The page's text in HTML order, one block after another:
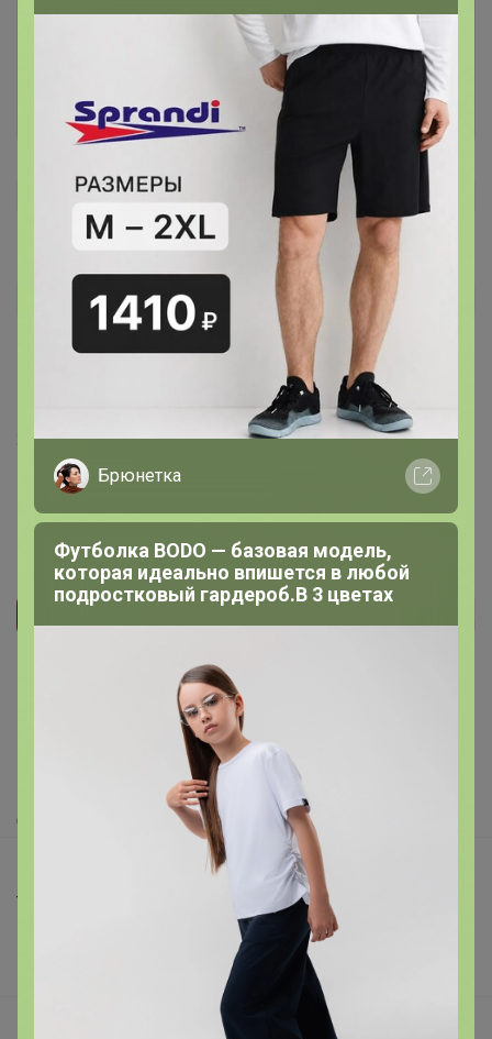
Это займет меньше минуты
Зарегистрироваться
Лена 1967 Автор уже получил заказ!
Каркас хлипкий, не держит форму," 2 этаж" сползает на
первый, 😀даже при полном заполнении, что не очень
комфортно в использовании.🙄
21 мая, 2021 18:00
Реклама
Как здесь все устроено?
Торговые марки
Подарочные сертификаты
Брюнетка
Футболка BODO — базовая модель,
которая идеально впишется в любой
подростковый гардероб.В 3 цветах